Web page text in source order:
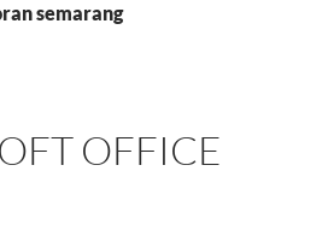
semarang
OFFICE